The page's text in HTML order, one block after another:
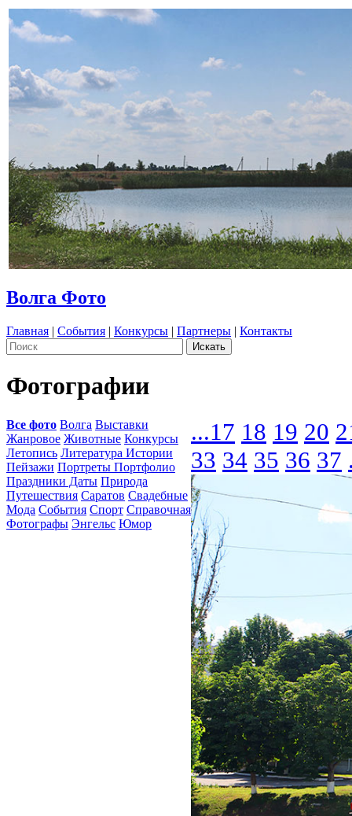
Волга Фото
Главная | События | Конкурсы | Партнеры | Контакты
Фотографии
Все фото Волга Выставки
Жанровое Животные Конкурсы
Летопись Литература Истории
Пейзажи Портреты Портфолио
Праздники Даты Природа
Путешествия Саратов Свадебные
Мода События Спорт Справочная
Фотографы Энгельс Юмор
...17 18 19 20
33 34 35 36 37